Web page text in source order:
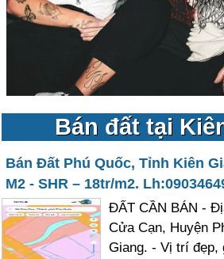
Bán đất tại
Bán Đất Phú Quốc, Tỉnh Kiên
M2 - SHR – 18tr/m2.
ĐẤT CẦN BÁN -
Cửa Cạn, Huyện
Giang. - Vị trí